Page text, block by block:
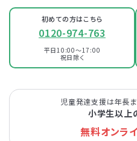
資料・体験授
初めての方はこちら
0120-974-763
平日10:00～17:00
祝日除く
児童発達支援は年長
小学生以上
無料オンラ
LITALICOジュニア
北加賀屋教室
地下鉄四つ橋線「北加賀屋駅」より徒歩2分
LITALICOジュニア
地下鉄谷町線「平野駅」より徒歩3分